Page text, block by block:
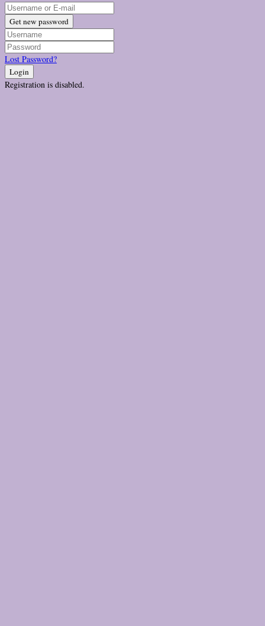
Get new password
Lost Password?
Login
Registration is disabled.